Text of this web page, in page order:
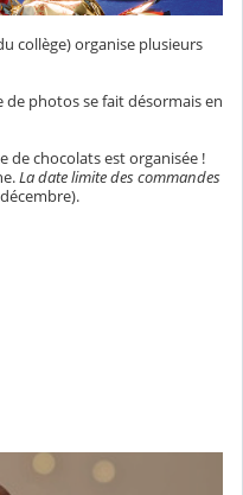
collège) organise plusieurs
photos se fait désormais en
de chocolats est organisée !
La date limite des commandes